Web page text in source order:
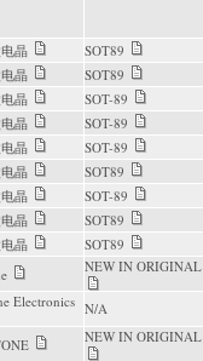
晶 SOT89
晶 SOT89
晶 SOT-89
晶 SOT-89
晶 SOT-89
晶 SOT89
晶 SOT-89
晶 SOT89
晶 SOT89
NEW IN ORIGINAL
Electronics N/A
NEW IN ORIGINAL